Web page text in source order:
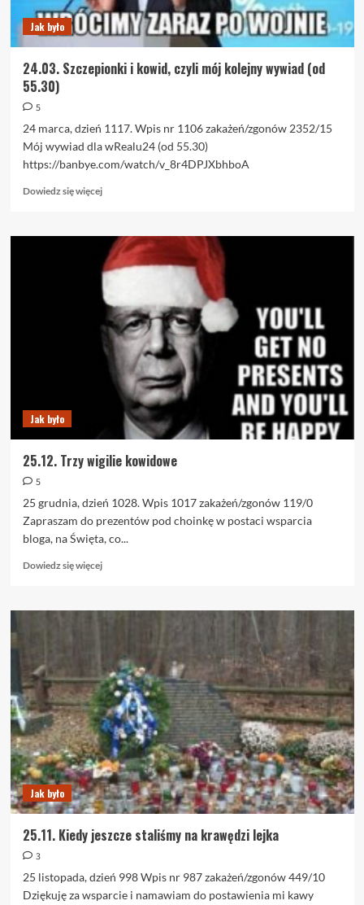
Jak było
24.03. Szczepionki i kowid, czyli mój kolejny wywiad (od
55.30)
5
24 marca, dzień 1117. Wpis nr 1106 zakażeń/zgonów 2352/15
Mój wywiad dla wRealu24 (od 55.30)
https://banbye.com/watch/v_8r4DPJXbhboA
Dowiedz się więcejDowiedz
o
24.03.
Szczepionki
kowid,
czyli
mój
kolejny
wywiad
(od
55.30)
Jak było
25.12. Trzy wigilie kowidowe
5
25 grudnia, dzień 1028. Wpis 1017 zakażeń/zgonów 119/0
Zapraszam do prezentów pod choinkę w postaci wsparcia
bloga, na Święta, co...
Dowiedz się więcejDowiedz
o
wigilie
kowidowe
Jak było
25.11. Kiedy jeszcze staliśmy na krawędzi lejka
3
25 listopada, dzień 998 Wpis nr 987 zakażeń/zgonów 449/10
Dziękuję za wsparcie i namawiam do postawienia mi kawy